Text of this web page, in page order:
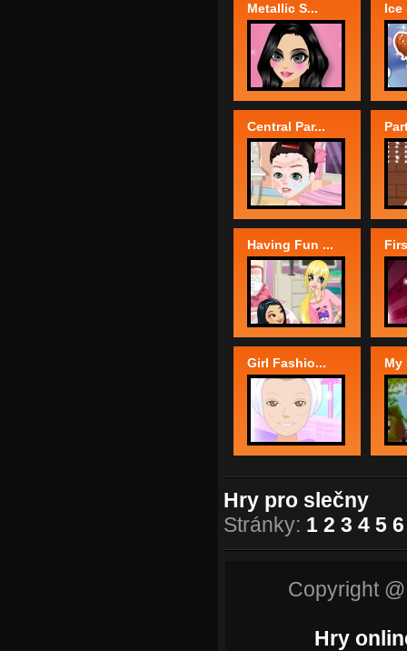
Metallic S... Ice
Central Par...
Having Fun ...
Girl Fashio... My
Hry pro slečny
Stránky: 1 2 3 4 5 6
Copyright
Hry